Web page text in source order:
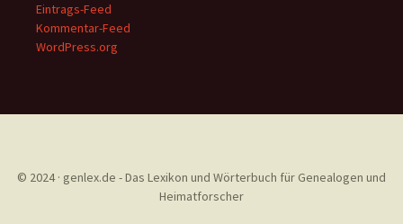
Eintrags-Feed
Kommentar-Feed
WordPress.org
© 2024 · genlex.de - Das Lexikon und Wörterbuch für Genealogen und
Heimatforscher